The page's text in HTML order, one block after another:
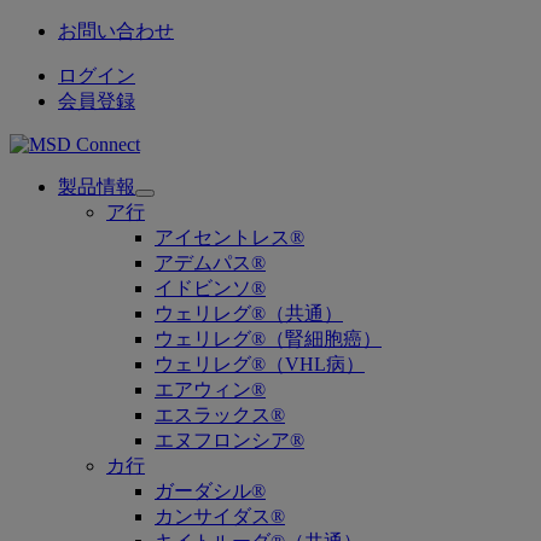
お問い合わせ
ログイン
会員登録
製品情報
Open
submenu
ア行
アイセントレス®
アデムパス®
イドビンソ®
ウェリレグ®（共通）
ウェリレグ®（腎細胞癌）
ウェリレグ®（VHL病）
エアウィン®
エスラックス®
エヌフロンシア®
カ行
ガーダシル®
カンサイダス®